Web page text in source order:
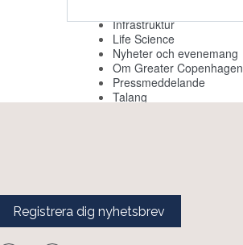
Infrastruktur
Life Science
Nyheter och evenemang
Om Greater Copenhagen
Pressmeddelande
Talang
Registrera dig nyhetsbrev